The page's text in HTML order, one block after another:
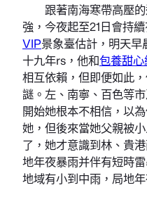
跟著南海寒帶高壓的
強，今夜起至21日會持
VIP景象臺估計，明天
十九年rs，他和包養甜心
相互依賴，但即便如此
謎。左、南寧、百色等
開始她根本不相信，以
她，但後來當她父親被
了，她才意識到林、貴
地年夜暴雨并伴有短時
地域有小到中雨，局地